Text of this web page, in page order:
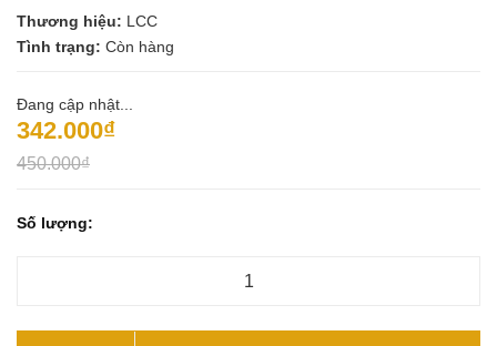
Thương hiệu: LCC
Tình trạng: Còn hàng
Đang cập nhật...
342.000₫
450.000₫
Số lượng: